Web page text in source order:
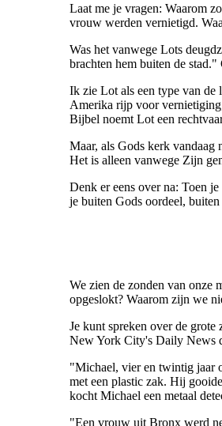
Laat me je vragen: Waarom
vrouw werden vernietigd.
Was het vanwege Lots
brachten hem buiten de
Ik zie Lot als een type van de
Amerika rijp voor
Bijbel noemt Lot een
Maar, als Gods kerk vandaag
Het is alleen vanwege Zijn
Denk er eens over na: Toen
je buiten Gods oordeel,
We zien de zonden van onze
opgeslokt? Waarom zijn we
Je kunt spreken over de
New York City's Daily News
"Michael, vier en twintig jaar
met een plastic zak. Hij
kocht Michael een metaal
"Een vrouw uit Bronx werd